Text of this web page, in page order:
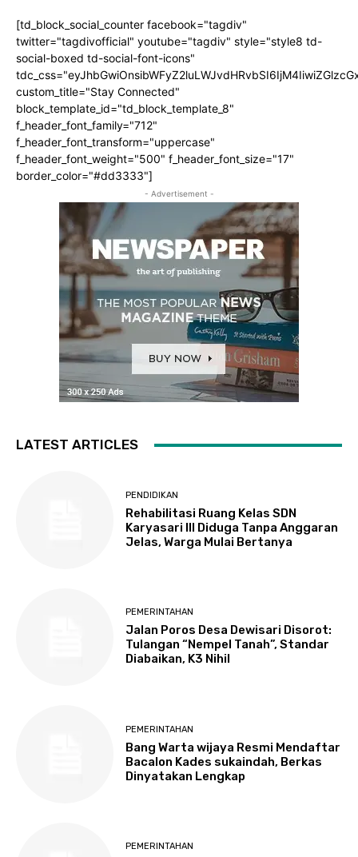
[td_block_social_counter facebook="tagdiv"
twitter="tagdivofficial" youtube="tagdiv" style="style8 td-
social-boxed td-social-font-icons"
custom_title="Stay Connected"
block_template_id="td_block_template_8"
f_header_font_family="712"
f_header_font_transform="uppercase"
f_header_font_weight="500" f_header_font_size="17"
border_color="#dd3333"]
- Advertisement -
LATEST ARTICLES
PENDIDIKAN
Rehabilitasi Ruang Kelas SDN
Karyasari III Diduga Tanpa Anggaran
Jelas, Warga Mulai Bertanya
PEMERINTAHAN
Jalan Poros Desa Dewisari Disorot:
Tulangan “Nempel Tanah”, Standar
Diabaikan, K3 Nihil
PEMERINTAHAN
Bang Warta wijaya Resmi Mendaftar
Bacalon Kades sukaindah, Berkas
Dinyatakan Lengkap
PEMERINTAHAN